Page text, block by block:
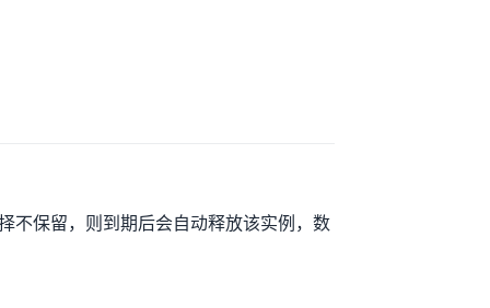
不保留，则到期后会自动释放该实例，数